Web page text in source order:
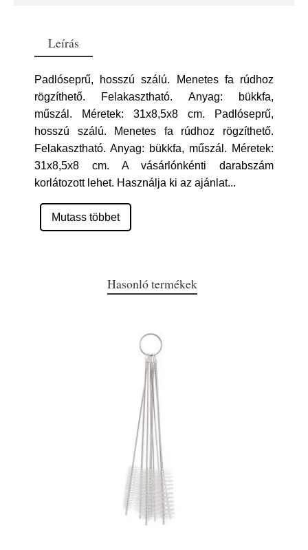
Leírás
Padlóseprű, hosszú szálú. Menetes fa rúdhoz
rögzíthető. Felakasztható. Anyag: bükkfa,
műszál. Méretek: 31x8,5x8 cm. Padlóseprű,
hosszú szálú. Menetes fa rúdhoz rögzíthető.
Felakasztható. Anyag: bükkfa, műszál. Méretek:
31x8,5x8 cm. A vásárlónkénti darabszám
korlátozott lehet. Használja ki az ajánlat...
Mutass többet
Hasonló termékek